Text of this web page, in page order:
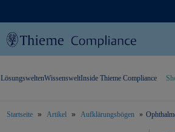
LösungsweltenWissensweltInside Thieme Compliance
Startseite Artikel Aufklärungsbögen